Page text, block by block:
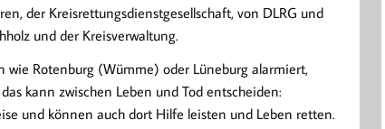
der Kreisrettungsdienstgesellschaft, von DLRG und
und der Kreisverwaltung.
Rotenburg (Wümme) oder Lüneburg alarmiert,
kann zwischen Leben und Tod entscheiden:
und können auch dort Hilfe leisten und Leben retten.